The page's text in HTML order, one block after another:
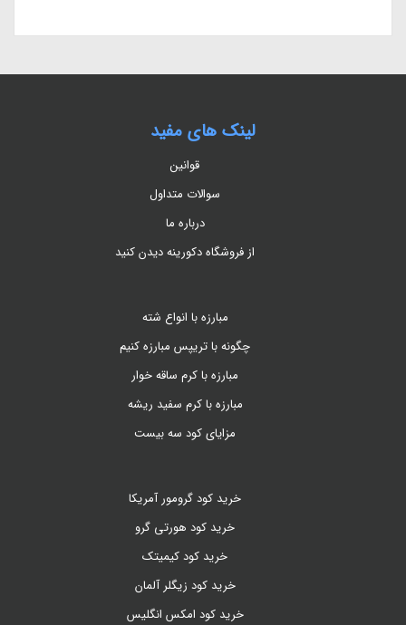
لینک های مفید
قوانین
سوالات متداول
درباره ما
از فروشگاه دکورینه دیدن کنید
مبارزه با انواع شته
چگونه با تریپس مبارزه کنیم
مبارزه با کرم ساقه خوار
مبارزه با کرم سفید ریشه
مزایای کود سه بیست
خرید کود گرومور آمریکا
خرید کود هورتی گرو
خرید کود کیمیتک
خرید کود زیگلر آلمان
خرید کود امکس انگلیس